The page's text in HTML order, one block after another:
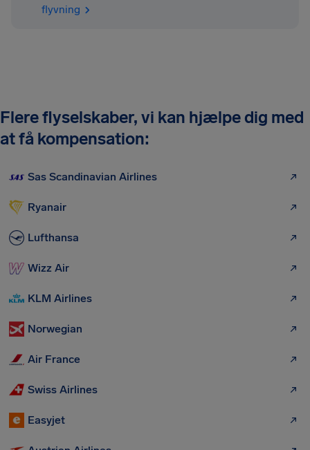
flyvning
Flere flyselskaber, vi kan hjælpe dig med
at få kompensation:
Sas Scandinavian Airlines
Ryanair
Lufthansa
Wizz Air
KLM Airlines
Norwegian
Air France
Swiss Airlines
Easyjet